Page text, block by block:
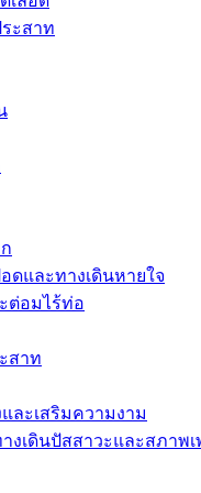
ะสาท
ดและทางเดินหายใจ
ต่อมไร้ท่อ
สาท
ละเสริมความงาม
งเดินปัสสาวะและสภาพเ